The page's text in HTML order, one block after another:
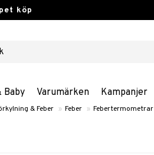
köp
Baby Varumärken Kampanjer
& Feber » Feber » Febertermometrar